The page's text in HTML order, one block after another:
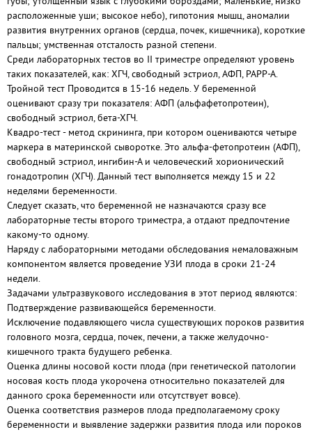
расположенные уши; высокое небо), гипотония мышц, аномалии
развития внутренних органов (сердца, почек, кишечника), короткие
пальцы; умственная отсталость разной степени.
Среди лабораторных тестов во II триместре определяют уровень
таких показателей, как: ХГЧ, свободный эстриол, АФП, РАРР-А.
Тройной тест Проводится в 15-16 недель. У беременной
оценивают сразу три показателя: АФП (альфафетопротеин),
свободный эстриол, бета-ХГЧ.
Квадро-тест - метод скрининга, при котором оцениваются четыре
маркера в материнской сыворотке. Это альфа-фетопротеин (АФП),
свободный эстриол, ингибин-А и человеческий хорионический
гонадотропин (ХГЧ). Данный тест выполняется между 15 и 22
неделями беременности.
Следует сказать, что беременной не назначаются сразу все
лабораторные тесты второго триместра, а отдают предпочтение
какому-то одному.
Наряду с лабораторными методами обследования немаловажным
компонентом является проведение УЗИ плода в сроки 21-24
недели.
Задачами ультразвукового исследования в этот период являются:
Подтверждение развивающейся беременности.
Исключение подавляющего числа существующих пороков развития
головного мозга, сердца, почек, печени, а также желудочно-
кишечного тракта будущего ребенка.
Оценка длины носовой кости плода (при генетической патологии
носовая кость плода укорочена относительно показателей для
данного срока беременности или отсутствует вовсе).
Оценка соответствия размеров плода предполагаемому сроку
беременности и выявление задержки развития плода или пороков